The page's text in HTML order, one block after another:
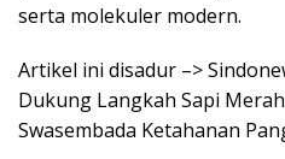
serta molekuler modern.
Artikel ini disadur –>
Dukung Langkah Sapi
Swasembada Ketahanan